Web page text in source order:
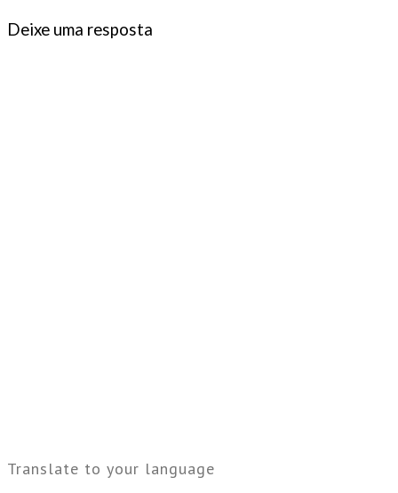
Deixe uma resposta
Translate to your language